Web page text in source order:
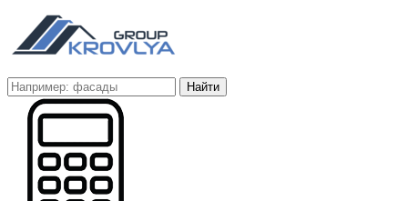
Найти